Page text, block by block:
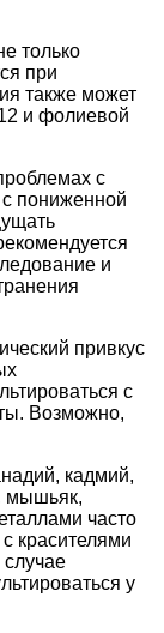
только
при
также может
и фолиевой
с
пониженной
и
привкус
с
Возможно,
кадмий,
мышьяк,
часто
красителями
у